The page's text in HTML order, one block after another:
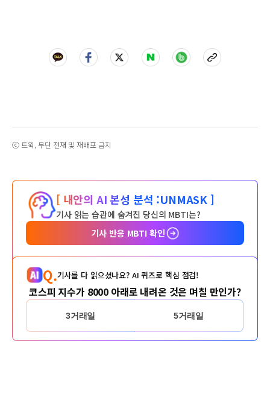
ⓒ 트윅, 무단 전재 및 재배포 금지
[ 내안의 AI 본성 분석 :UNMASK ]
기사 읽는 습관에 숨겨진 당신의 MBTI는?
기사 반응 MBTI 확인
Q.기사를 다 읽으셨나요? AI 퀴즈로 핵심 점검!
코스피 지수가 8000 아래로 내려온 것은 며칠 만인가?
3거래일 5거래일